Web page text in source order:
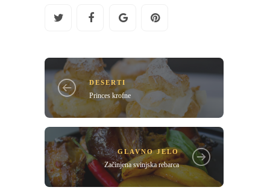
DESERTI
Princes krofne
GLAVNO JELO
Začinjena svinjska rebarca